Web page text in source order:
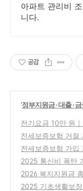
아파트 관리비
니다.
공감
'정부지원금 · 대출 ·
전기요금 10만 원
탄 시작됩니다
전세보증보험 거절
의 없이 가능할까?
전세보증보험 가입
년 안 되는 집 유형
2025 통신비 폭탄
오른 진짜 이유
(0)
2026 복지지원금
·장려금 어떻게 달
2025 기초생활보장